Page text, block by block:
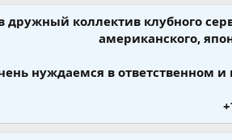
дружный коллектив клубного
американского,
нуждаемся в ответственном